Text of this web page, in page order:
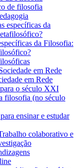
de filosofia
específicas da
da Filosofia:
em Rede
em Rede
o século XXI
filosofia (no século
ensinar e estudar
colaborativo e